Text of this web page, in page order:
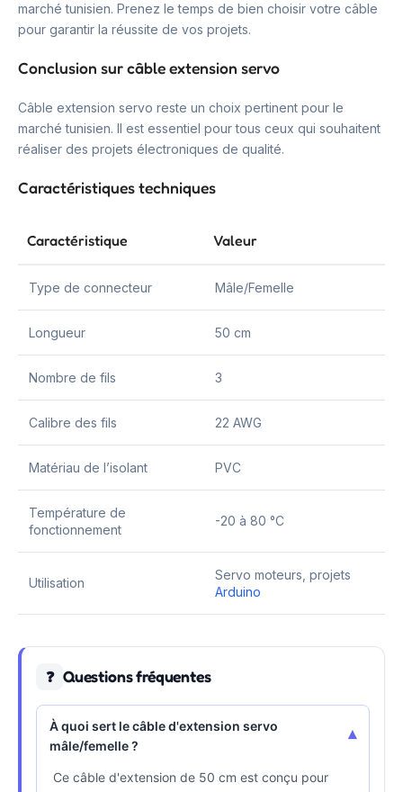
marché tunisien. Prenez le temps de bien choisir votre câble
pour garantir la réussite de vos projets.
Conclusion sur câble extension servo
Câble extension servo reste un choix pertinent pour le
marché tunisien. Il est essentiel pour tous ceux qui souhaitent
réaliser des projets électroniques de qualité.
Caractéristiques techniques
Caractéristique Valeur
Type de connecteur Mâle/Femelle
Longueur 50 cm
Nombre de fils 3
Calibre des fils 22 AWG
Matériau de l’isolant PVC
Température de
fonctionnement
-20 à 80 °C
Utilisation
Servo moteurs, projets
Arduino
❓ Questions fréquentes
À quoi sert le câble d'extension servo
mâle/femelle ?
▾
Ce câble d'extension de 50 cm est conçu pour